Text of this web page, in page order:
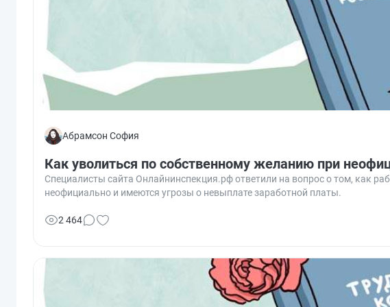
Абрамсон София
Как уволиться по собственному желанию при
Специалисты сайта Онлайнинспекция.рф ответили на вопрос о том, как
неофициально и имеются угрозы о невыплате заработной платы.
2 464